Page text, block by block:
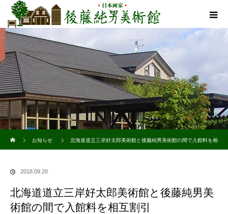
お知らせ
北海道道立三岸好太郎美術館と後藤純男美術館の間で入館料を相
2018.09.20
北海道道立三岸好太郎美術館と後藤純男美
術館の間で入館料を相互割引